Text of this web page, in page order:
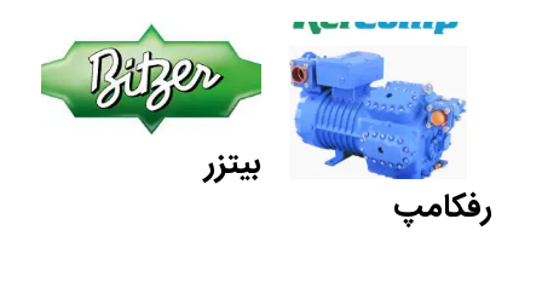
رفکامپ
بیتزر